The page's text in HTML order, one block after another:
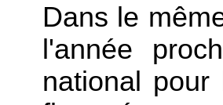
Dans le
l'année
national